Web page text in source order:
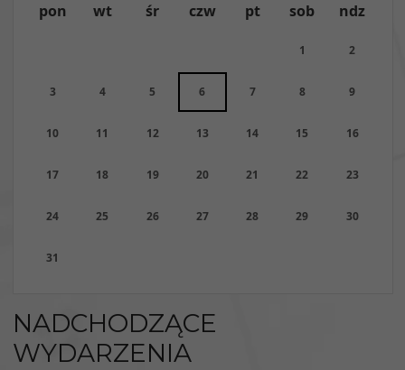
pon wt śr czw pt sob ndz
1 2
3 4 5 6 7 8 9
10 11 12 13 14 15 16
17 18 19 20 21 22 23
24 25 26 27 28 29 30
31
NADCHODZĄCE
WYDARZENIA